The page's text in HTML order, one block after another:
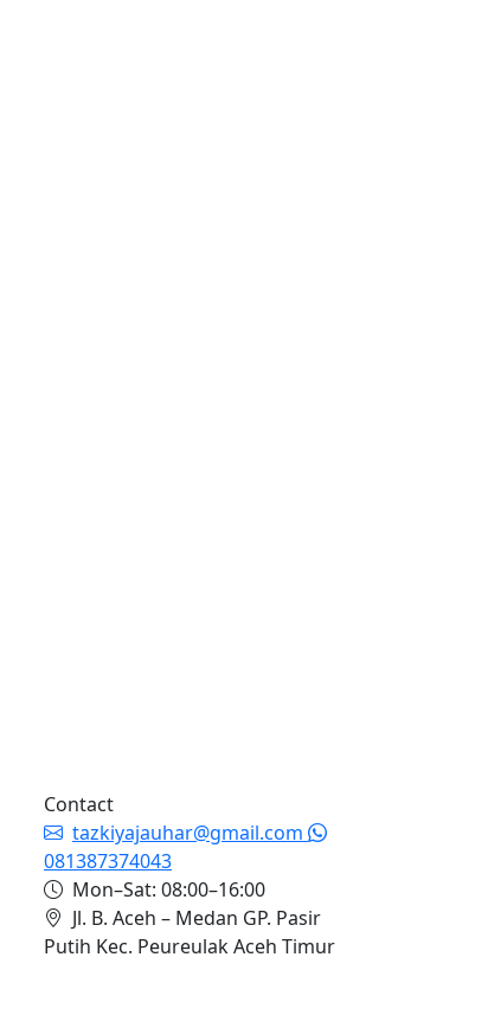
Contact
tazkiyajauhar@gmail.com
081387374043
Mon–Sat: 08:00–16:00
Jl. B. Aceh – Medan GP. Pasir
Putih Kec. Peureulak Aceh Timur